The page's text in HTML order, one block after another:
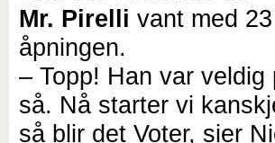
Mr. Pirellivant med
åpningen.
– Topp! Han var
så. Nå starter vi
så blir det Voter, sier